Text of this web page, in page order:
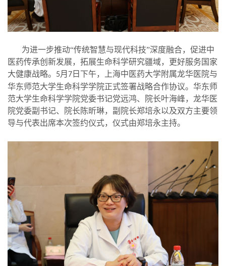
为进一步推动“传统智慧与现代科技”深度融合，促进中
医药传承创新发展，拓展生命科学研究疆域，更好服务国家
大健康战略。 5月 7 日下午，上海中医药大学附属龙华医院与
华东师范大学生命科学学院正式签署战略合作协议。华东师
范大学生命科学学院党委书记党远鸿、院长叶海峰，龙华医
院党委副书记、院长陈昕琳，副院长郑培永以及双方主要领
导与代表出席本次签约仪式，仪式由郑培永主持。